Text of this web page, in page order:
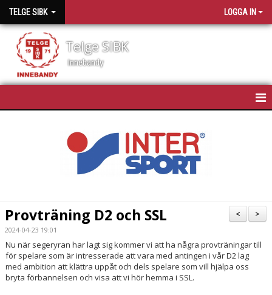
TELGE SIBK LOGGA IN
Telge SIBK
Innebandy
SPONSORER
MATCHSCHEMA
KÖP BILJETT
>
<
Provträning D2 och SSL
2024-04-23 19:01
Nu när segeryran har lagt sig kommer vi att ha några provträningar till
för spelare som är intresserade att vara med antingen i vår D2 lag
med ambition att klättra uppåt och dels spelare som vill hjälpa oss
bryta förbannelsen och visa att vi hör hemma i SSL.